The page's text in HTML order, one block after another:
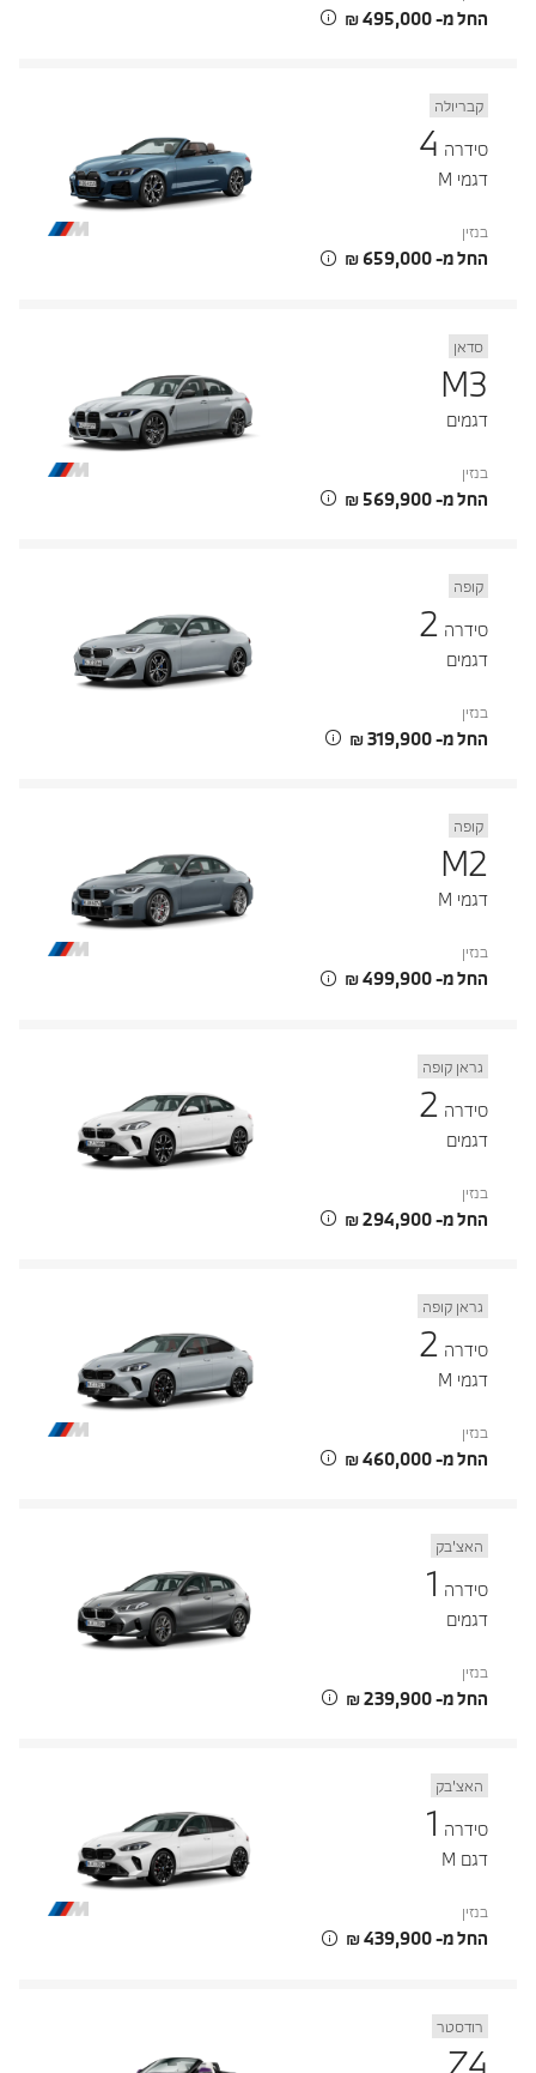
החל מ- ‏495,000 ‏₪
קבריולה
סידרה4
דגמי M
בנזין
החל מ- ‏659,000 ‏₪
סדאן
M3
דגמים
בנזין
החל מ- ‏569,900 ‏₪
קופה
סידרה2
דגמים
בנזין
החל מ- ‏319,900 ‏₪
קופה
M2
דגמי M
בנזין
החל מ- ‏499,900 ‏₪
גראן קופה
סידרה2
דגמים
בנזין
החל מ- ‏294,900 ‏₪
גראן קופה
סידרה2
דגמי M
בנזין
החל מ- ‏460,000 ‏₪
האצ’בק
סידרה1
דגמים
בנזין
החל מ- ‏239,900 ‏₪
האצ’בק
סידרה1
דגם M
בנזין
החל מ- ‏439,900 ‏₪
רודסטר
Z4